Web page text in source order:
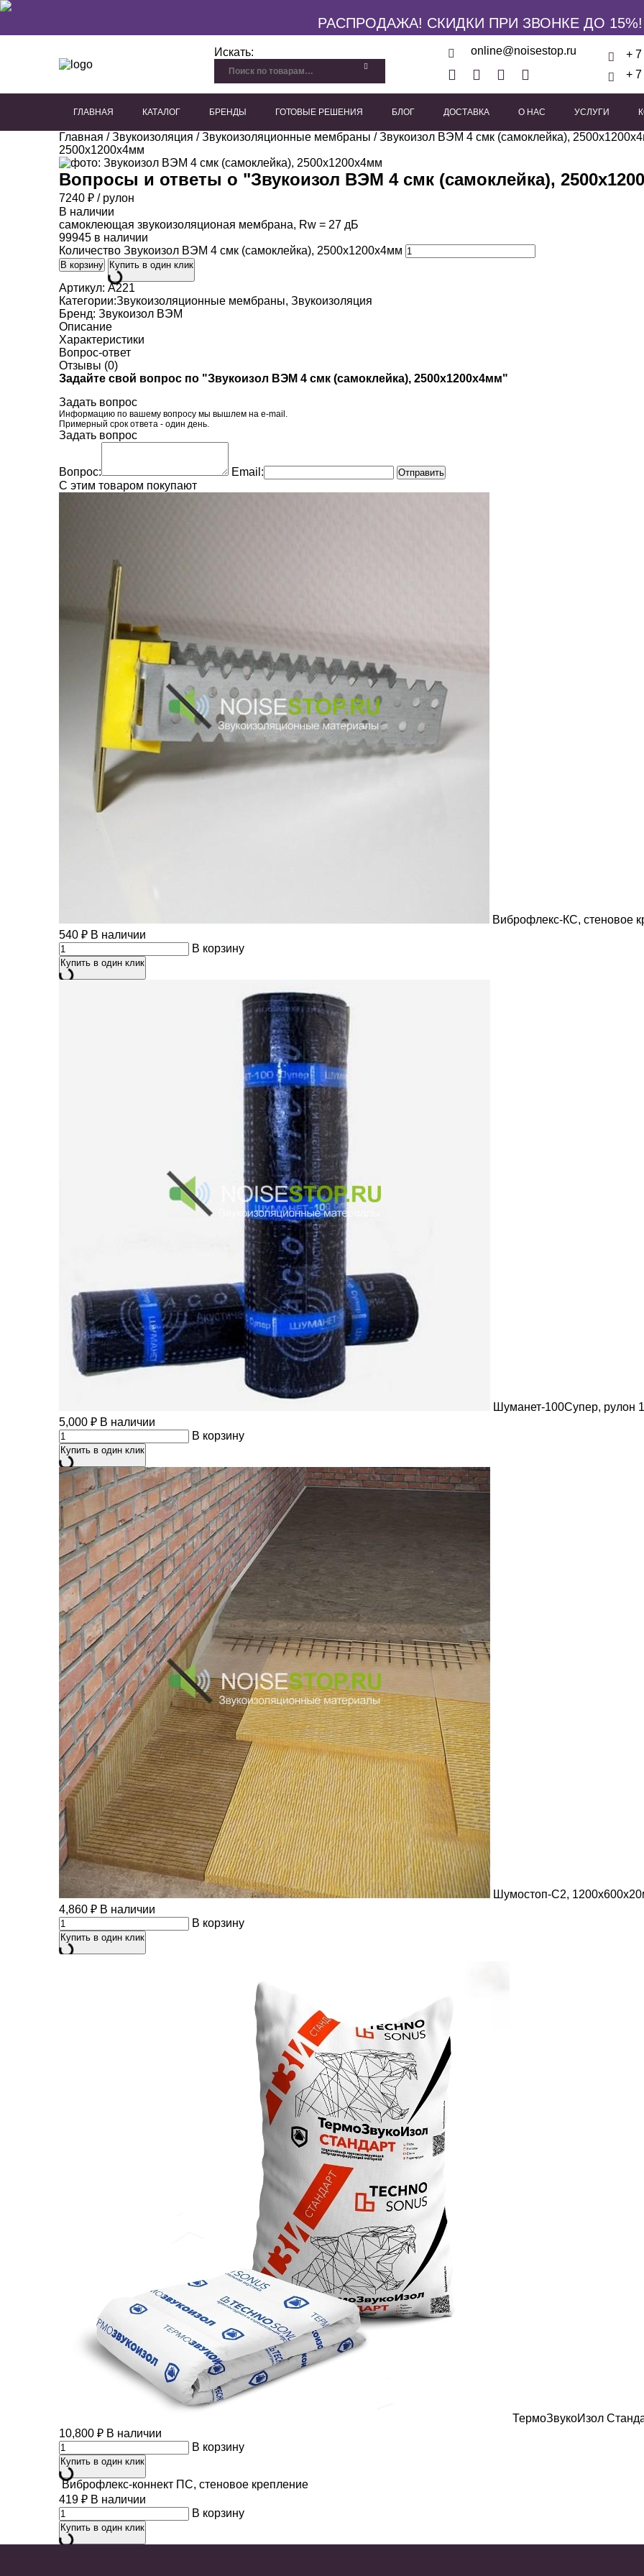
РАСПРОДАЖА! СКИДКИ ПРИ ЗВОНКЕ ДО 15%!
Искать: online@noisestop.ru
+
+
ГЛАВНАЯ КАТАЛОГ БРЕНДЫ ГОТОВЫЕ РЕШЕНИЯ БЛОГ ДОСТАВКА О НАС УСЛУГИ
Главная /Звукоизоляция /Звукоизоляционные мембраны /Звукоизол ВЭМ 4 смк (самоклейка),
2500х1200х4мм
Вопросы и ответы о "Звукоизол ВЭМ 4 смк (самоклейка),
7240 ₽ / рулон
В наличии
самоклеющая звукоизоляционая мембрана, Rw = 27 дБ
99945 в наличии
Количество Звукоизол ВЭМ 4 смк (самоклейка), 2500х1200х4мм
В корзину Купить в один клик
Артикул: A221
Категории:Звукоизоляционные мембраны, Звукоизоляция
Бренд: Звукоизол ВЭМ
Описание
Характеристики
Вопрос-ответ
Отзывы (0)
Задайте свой вопрос по "Звукоизол ВЭМ 4 смк (самоклейка), 2500х1200х4мм"
Задать вопрос
Информацию по вашему вопросу мы вышлем на e-mail.
Примерный срок ответа - один день.
Задать вопрос
Вопрос: Email: Отправить
C этим товаром покупают
Виброфлекс-КС, стеновое
540 ₽ В наличии
В корзину
Купить в один клик
Шуманет-100Супер, рулон
5,000 ₽ В наличии
В корзину
Купить в один клик
Шумостоп-С2,
4,860 ₽ В наличии
В корзину
Купить в один клик
ТермоЗвукоИзол
10,800 ₽ В наличии
В корзину
Купить в один клик
Виброфлекс-коннект ПС, стеновое крепление
419 ₽ В наличии
В корзину
Купить в один клик